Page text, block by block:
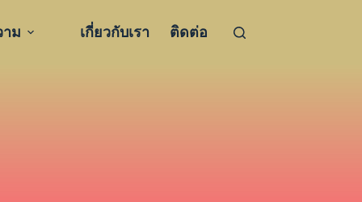
ม เกี่ยวกับเรา ติดต่อ